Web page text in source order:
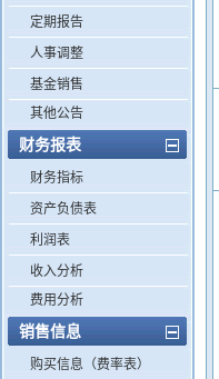
定期报告
人事调整
基金销售
其他公告
财务报表
财务指标
资产负债表
利润表
收入分析
费用分析
销售信息
购买信息（费率表）